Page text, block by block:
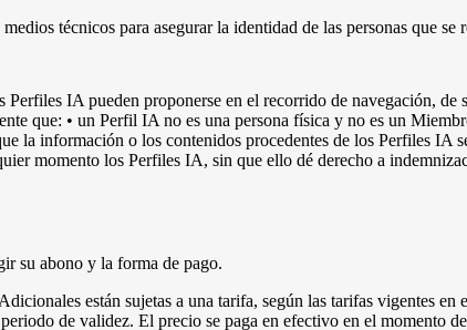
técnicos para asegurar la identidad de las personas que
IA pueden proponerse en el recorrido de navegación, de
que: • un Perfil IA no es una persona física y no es un
la información o los contenidos procedentes de los Perfiles IA
momento los Perfiles IA, sin que ello dé derecho a
su abono y la forma de pago.
están sujetas a una tarifa, según las tarifas vigentes
de validez. El precio se paga en efectivo en el momento